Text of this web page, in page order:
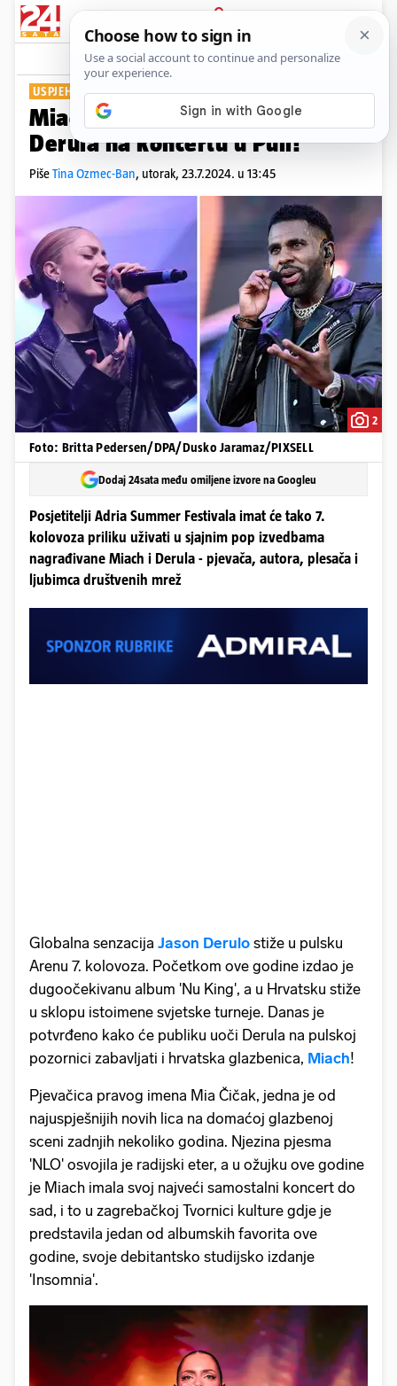
PRIJAVA
Show Komentari
USPJEH NAŠE GLAZBENICE
Miach će nastupiti prije Jasona
Derula na koncertu u Puli!
PišeTina Ozmec-Ban, utorak, 23.7.2024. u 13:45
2
Foto: Britta Pedersen/DPA/Dusko Jaramaz/PIXSELL
Dodaj 24sata među omiljene izvore na Googleu
Posjetitelji Adria Summer Festivala imat će tako 7.
kolovoza priliku uživati u sjajnim pop izvedbama
nagrađivane Miach i Derula - pjevača, autora, plesača i
ljubimca društvenih mrež
Globalna senzacija Jason Derulo stiže u pulsku
Arenu 7. kolovoza. Početkom ove godine izdao je
dugoočekivanu album 'Nu King', a u Hrvatsku stiže
u sklopu istoimene svjetske turneje. Danas je
potvrđeno kako će publiku uoči Derula na pulskoj
pozornici zabavljati i hrvatska glazbenica, Miach!
Pjevačica pravog imena Mia Čičak, jedna je od
najuspješnijih novih lica na domaćoj glazbenoj
sceni zadnjih nekoliko godina. Njezina pjesma
'NLO' osvojila je radijski eter, a u ožujku ove godine
je Miach imala svoj najveći samostalni koncert do
sad, i to u zagrebačkoj Tvornici kulture gdje je
predstavila jedan od albumskih favorita ove
godine, svoje debitantsko studijsko izdanje
'Insomnia'.